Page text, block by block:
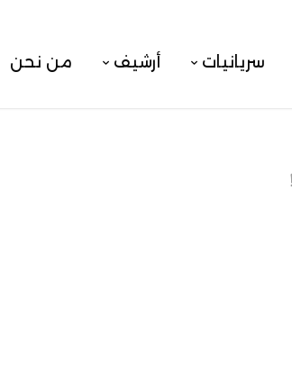
سريانيات أرشيف من نحن